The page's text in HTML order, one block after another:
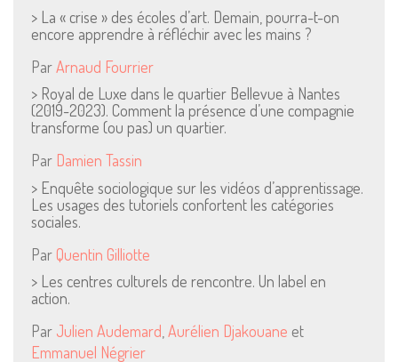
> La « crise » des écoles d’art. Demain, pourra-t-on
encore apprendre à réfléchir avec les mains ?
ParArnaud Fourrier
> Royal de Luxe dans le quartier Bellevue à Nantes
(2019-2023). Comment la présence d’une compagnie
transforme (ou pas) un quartier.
Par Damien Tassin
> Enquête sociologique sur les vidéos d’apprentissage.
Les usages des tutoriels confortent les catégories
sociales.
Par Quentin Gilliotte
> Les centres culturels de rencontre. Un label en
action.
Par Julien Audemard Aurélien Djakouane et
Emmanuel Négrier
Mentions Légales
Pour consulter nos CGV,
mentions légales,
Pour nous contacter ou s'inscrire à l'infolettre mensuelle
Régie publicitaire